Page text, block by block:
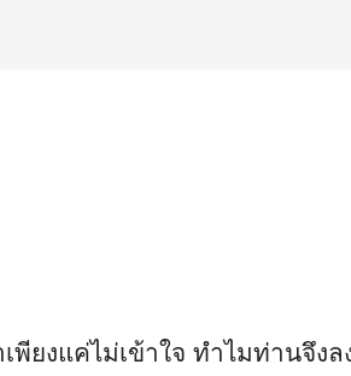
พียงแค่ไม่เข้าใจ ทำไมท่านจึง